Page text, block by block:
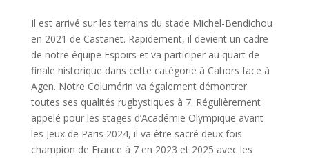
Il est arrivé sur les terrains du stade Michel-Bendichou
en 2021 de Castanet. Rapidement, il devient un cadre
de notre équipe Espoirs et va participer au quart de
finale historique dans cette catégorie à Cahors face à
Agen. Notre Columérin va également démontrer
toutes ses qualités rugbystiques à 7. Régulièrement
appelé pour les stages d’Académie Olympique avant
les Jeux de Paris 2024, il va être sacré deux fois
champion de France à 7 en 2023 et 2025 avec les